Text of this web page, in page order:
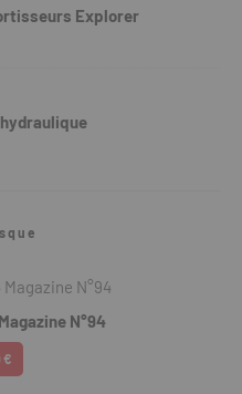
Explorer
N°94
€